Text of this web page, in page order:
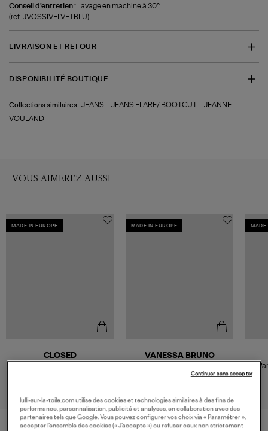
Conseil d'entretien : Lavage en machine à 30°.
(ref-JVOSSIVELVETBLU)
LIVRAISON ET RETOUR
DISPONIBILITÉ BOUTIQUE
Collections similaires : JEANS -JEANS FLARE/ BOOTCUT-JEANNE
VOULAND
VOUS AIMEREZ AUSSI
MADE IN EUROPE
CLOSED
MADE IN EUROPE
235,00 €
VANESSA BRUNO
MADE
lulli-sur-la-toile.com utilise des cookies et technologies similaires à des fins de
performance, personnalisation, publicité et analyses, en collaboration avec des
partenaires tels que Google. Vous pouvez configurer vos choix via « Paramétrer »,
accepter l’ensemble des cookies (« J’accepte ») ou refuser ceux non strictement
Continuer sans accepter